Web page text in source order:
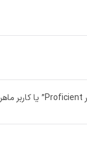
سطوح “A” به معنی “کاربر Basic” یا کاربر ابتدایی، سطوح “B” به معنی “کاربر Intermediate” یا متوسط و سطوح “C” به معنی “کاربر Proficient” یا کاربر ماهر